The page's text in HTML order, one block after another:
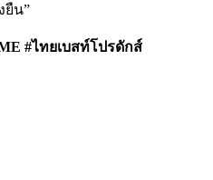
ยืน”
#ไทยเบสท์โปรดักส์